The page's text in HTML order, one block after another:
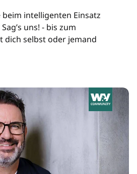
intelligenten Einsatz
uns! - bis zum
dich selbst oder jemand